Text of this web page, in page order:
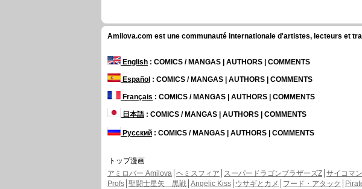
Amilova.com est une communauté internationale d'artistes, lecteurs et
English : COMICS / MANGAS | AUTHORS | COMMENTS
Español : COMICS / MANGAS | AUTHORS | COMMENTS
Français : COMICS / MANGAS | AUTHORS | COMMENTS
日本語: COMICS / MANGAS | AUTHORS | COMMENTS
Русский : COMICS / MANGAS | AUTHORS | COMMENTS
トップ漫画
アミロバー Amilova ヘミスフィア スーパードラゴンブラザーズZ サイコマ
Profs 聖闘士星矢 黒戦 Angelic Kiss ウサギとカメ フード・アタック